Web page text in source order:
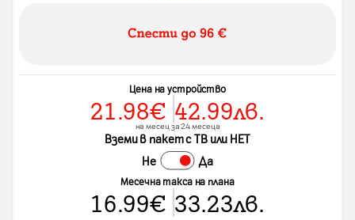
Цена на устройство
21.98€ 42.99лв.
на месец за 24 месеца
Вземи в пакет с ТВ или НЕТ
Не Да
Месечна такса на плана
16.99€ 33.23лв.